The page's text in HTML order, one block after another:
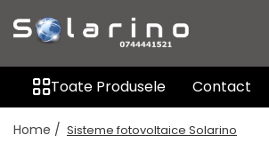
Automatizare sere si solarii
Actionari, deschideri, motoare
Toate Produsele Contact
Home / Sisteme fotovoltaice Solarino